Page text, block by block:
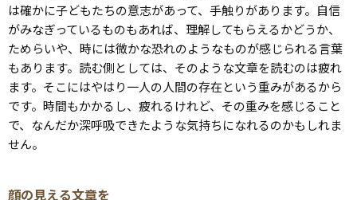
は確かに子どもたちの意志があって、手触りがあります。自信
がみなぎっているものもあれば、理解してもらえるかどうか、
ためらいや、時には微かな恐れのようなものが感じられる言葉
もあります。読む側としては、そのような文章を読むのは疲れ
ます。そこにはやはり一人の人間の存在という重みがあるから
です。時間もかかるし、疲れるけれど、その重みを感じること
で、なんだか深呼吸できたような気持ちになれるのかもしれま
せん。
顔の見える文章を